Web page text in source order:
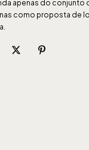
apenas do conjunto
como proposta de